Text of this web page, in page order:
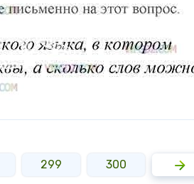
299 300 301